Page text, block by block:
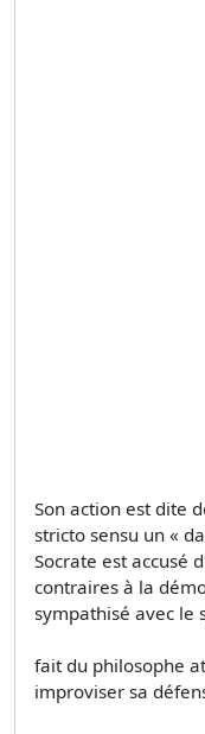
Son action est dite
stricto sensu un «
Socrate est accusé
contraires à la
sympathisé avec le
fait du philosophe
improviser sa